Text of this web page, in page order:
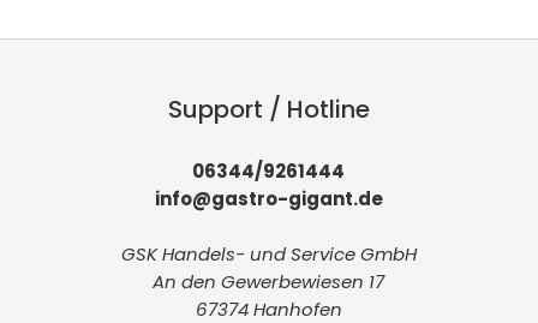
Support / Hotline
06344/9261444
info@gastro-gigant.de
GSK Handels- und Service GmbH
An den Gewerbewiesen 17
67374 Hanhofen